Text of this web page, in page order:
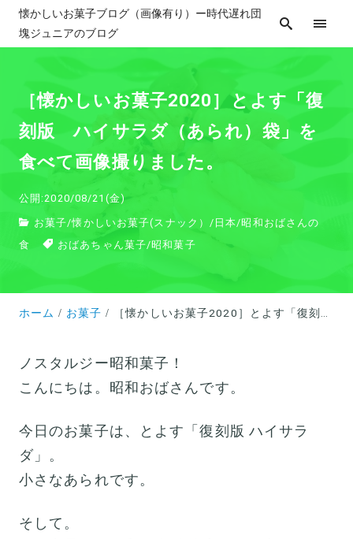
懐かしいお菓子ブログ（画像有り）ー時代遅れ団
塊ジュニアのブログ
［懐かしいお菓子2020］とよす「復
刻版 ハイサラダ（あられ）袋」を
食べて画像撮りました。
公開:2020/08/21(金)
お菓子/懐かしいお菓子(スナック） / 日本/昭和おばさんの
食
おばあちゃん菓子/昭和菓子
ホーム お菓子 ［懐かしいお菓子2020］とよす「復刻版 ハイサラダ（あられ）袋」を食べて画像撮りました。
ノスタルジー昭和菓子！
こんにちは。昭和おばさんです。
今日のお菓子は、とよす「復刻版 ハイサラ
ダ」。
小さなあられです。
そして。